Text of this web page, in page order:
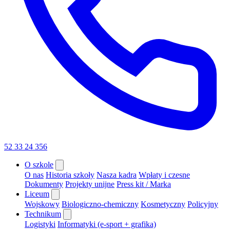
52 33 24 356
O szkole
O nas Historia szkoły Nasza kadra Wpłaty i czesne
Dokumenty Projekty unijne Press kit / Marka
Liceum
Wojskowy Biologiczno-chemiczny Kosmetyczny Policyjny
Technikum
Logistyki Informatyki (e-sport + grafika)